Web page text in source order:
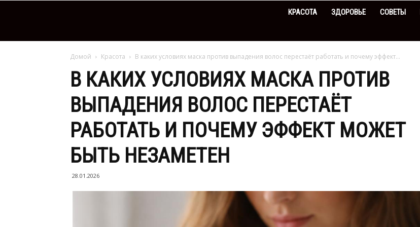
КРАСОТА ЗДОРОВЬЕ СОВЕТЫ
Домой Красота В каких условиях маска против выпадения волос перестаёт работать и почему эффект...
В КАКИХ УСЛОВИЯХ МАСКА ПРОТИВ
ВЫПАДЕНИЯ ВОЛОС ПЕРЕСТАЁТ
РАБОТАТЬ И ПОЧЕМУ ЭФФЕКТ МОЖЕТ
БЫТЬ НЕЗАМЕТЕН
28.01.2026